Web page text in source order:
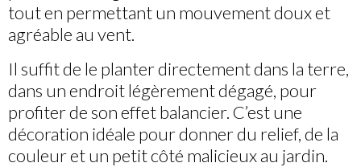
tout en permettant un mouvement doux et
agréable au vent.
Il suffit de le planter directement dans la terre,
dans un endroit légèrement dégagé, pour
profiter de son effet balancier. C’est une
décoration idéale pour donner du relief, de la
couleur et un petit côté malicieux au jardin.